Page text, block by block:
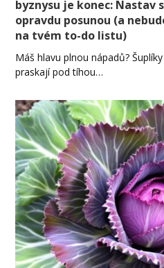
byznysu je konec:
opravdu posunou (a
na tvém to-do listu)
Máš hlavu plnou nápadů?
praskají pod tíhou…